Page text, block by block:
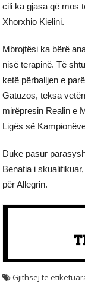
cili ka gjasa që mos
Xhorxhio Kielini.
Mbrojtësi ka bërë
nisë terapinë. Të
ketë përballjen e
Gatuzos, teksa
mirëpresin Realin e
Ligës së
Duke pasur
Benatia i
për Allegrin.
Gjithsej të